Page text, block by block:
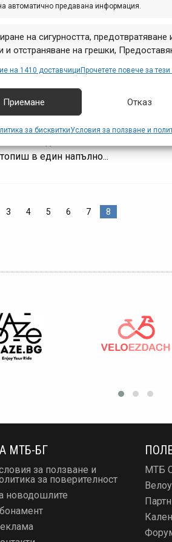
автоматично предавана информация.
на сигурността, предотвратяване
и отстраняване на грешки,
на избори за поверителност.
на 1410 доставчици Прочетете повече за
Приемане Отказ
за бисквиткиУсловия за ползване и
Каблешков 53 (Търговски...
магазин Maxbike в
13, 2011 at 14:06.
запален байкър и търсиш нови
твоя велосипед в София, скоро ще
в един напълно...
3 4 5 6 7 8
МТБ-БГ
за ползване и
за поверителност
новодошлите
МТБ